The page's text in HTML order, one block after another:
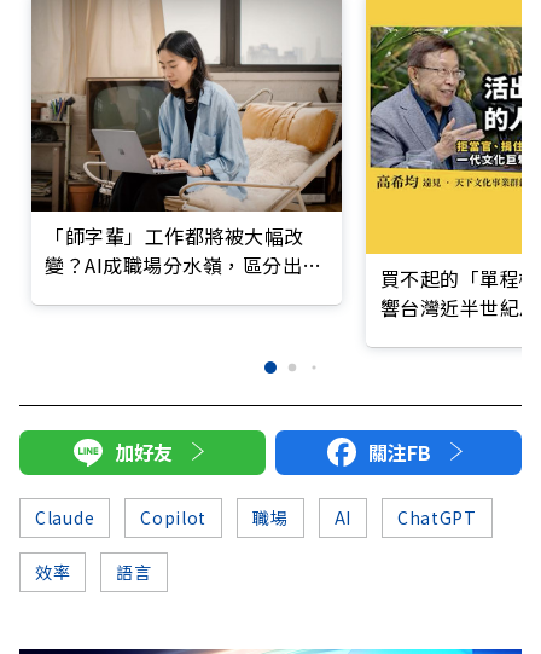
「師字輩」工作都將被大幅改
變？AI成職場分水嶺，區分出這
買不起的「單程
響台灣近半世紀
加好友 關注FB
Claude Copilot 職場 AI ChatGPT
效率 語言